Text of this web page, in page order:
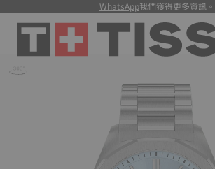
WhatsApp我們獲得更多資訊。